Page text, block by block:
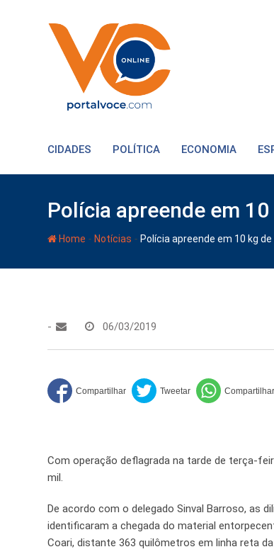
CIDADES POLÍTICA ECONOMIA
Polícia apreende em
Home - Notícias - Polícia apreende em 10 kg
- 06/03/2019
Com operação deflagrada na tarde de terça-
mil.
De acordo com o delegado Sinval Barroso, as
identificaram a chegada do material
Coari, distante 363 quilômetros em linha reta